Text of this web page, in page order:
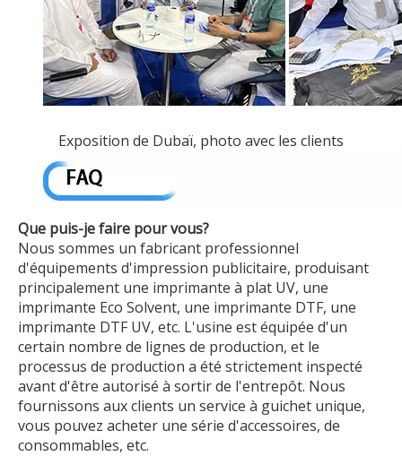
Exposition de Dubaï, photo avec les clients
Que puis-je faire pour vous?
Nous sommes un fabricant professionnel
d'équipements d'impression publicitaire, produisant
principalement une imprimante à plat UV, une
imprimante Eco Solvent, une imprimante DTF, une
imprimante DTF UV, etc. L'usine est équipée d'un
certain nombre de lignes de production, et le
processus de production a été strictement inspecté
avant d'être autorisé à sortir de l'entrepôt. Nous
fournissons aux clients un service à guichet unique,
vous pouvez acheter une série d'accessoires, de
consommables, etc.